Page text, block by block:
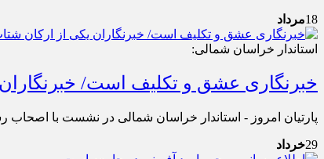
18مرداد
استاندار خراسان شمالی:
خبرنگاری عشق و تکلیف است/
پارتیان امروز - استاندار خراسان شمالی در نشست با اصحاب رسانه به مناسبت 17 مرداد روز خبرنگار گفت:
29خرداد